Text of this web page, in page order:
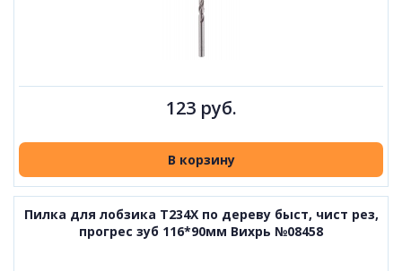
123 руб.
В корзину
Пилка для лобзика T234X по дереву быст, чист рез,
прогрес зуб 116*90мм Вихрь №08458